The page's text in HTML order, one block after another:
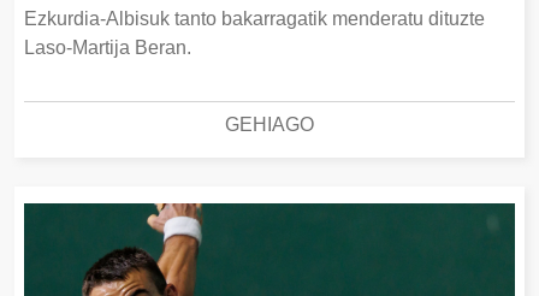
Ezkurdia-Albisuk tanto bakarragatik menderatu dituzte
Laso-Martija Beran.
GEHIAGO